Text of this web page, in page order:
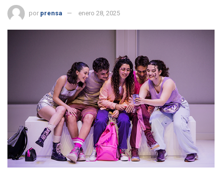
por prensa enero 28, 2025